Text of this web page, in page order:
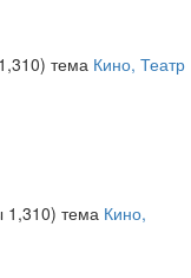
1,310) тема Кино, Театр
1,310) тема Кино,